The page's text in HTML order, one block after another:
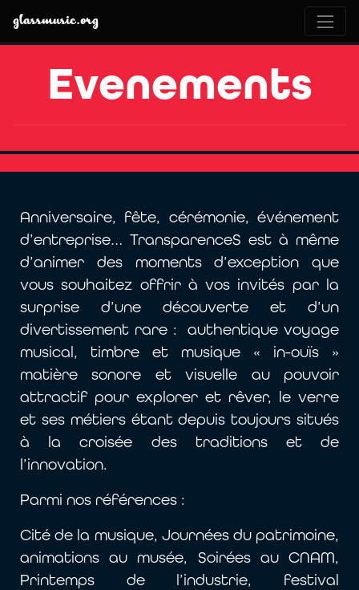
glassmusic.org
Evenements
Anniversaire, fête, cérémonie, événement
d’entreprise… TransparenceS est à même
d’animer des moments d’exception que
vous souhaitez offrir à vos invités par la
surprise d’une découverte et d’un
divertissement rare : authentique voyage
musical, timbre et musique « in-ouïs »
matière sonore et visuelle au pouvoir
attractif pour explorer et rêver, le verre
et ses métiers étant depuis toujours situés
à la croisée des traditions et de
l’innovation.
Parmi nos références :
Cité de la musique, Journées du patrimoine,
animations au musée, Soirées au CNAM,
Printemps de l’industrie, festival